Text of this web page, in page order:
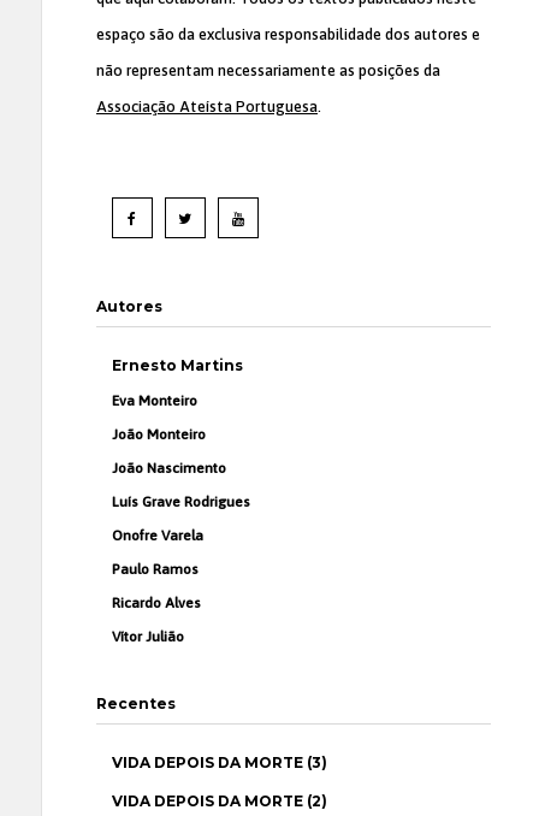
espaço são da exclusiva responsabilidade dos autores e
não representam necessariamente as posições da
Associação Ateísta Portuguesa.
Autores
Ernesto Martins
Eva Monteiro
João Monteiro
João Nascimento
Luís Grave Rodrigues
Onofre Varela
Paulo Ramos
Ricardo Alves
Vítor Julião
Recentes
VIDA DEPOIS DA MORTE (3)
VIDA DEPOIS DA MORTE (2)